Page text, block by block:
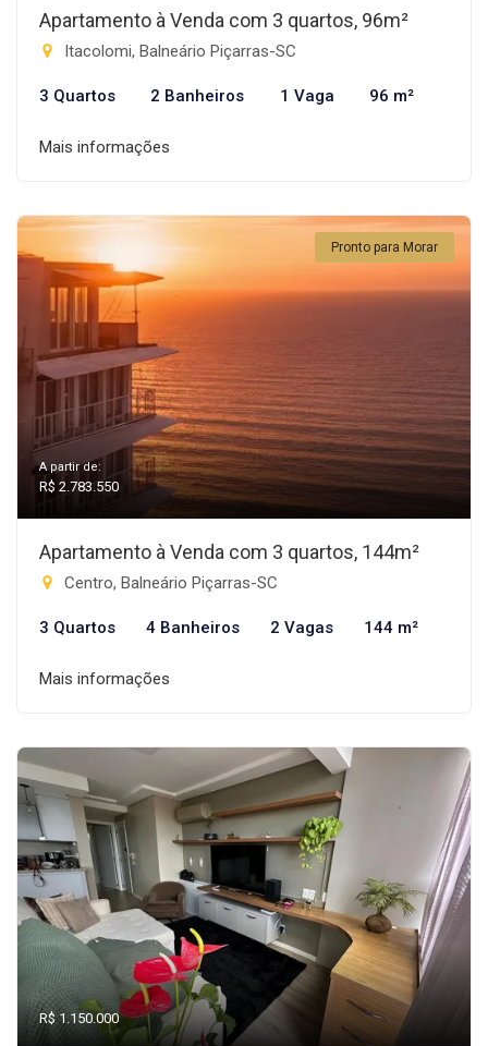
Apartamento à Venda com 3 quartos, 96m²
Itacolomi, Balneário Piçarras-SC
3 Quartos 2 Banheiros 1 Vaga 96 m²
Mais informações
Pronto para Morar
A partir de:
R$ 2.783.550
Apartamento à Venda com 3 quartos, 144m²
Centro, Balneário Piçarras-SC
3 Quartos 4 Banheiros 2 Vagas 144 m²
Mais informações
R$ 1.150.000